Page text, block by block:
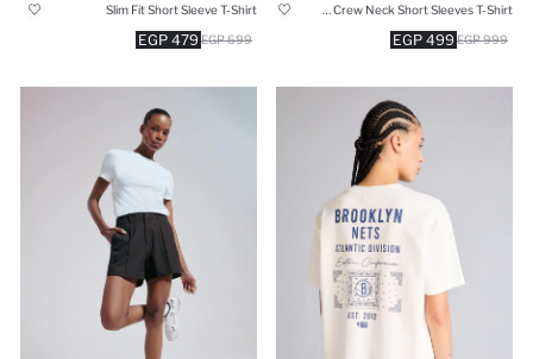
499 EGP 999 EGP
Slim Fit Short Sleeve T-Shirt
479 EGP 699 EGP